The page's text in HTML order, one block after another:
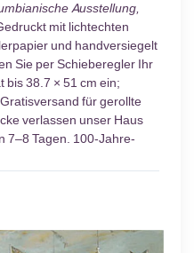
Ausstellung,
mit lichtechten
und handversiegelt
Sie per Schieberegler Ihr
38.7 × 51 cm ein;
für gerollte
verlassen unser Haus
7–8 Tagen. 100-Jahre-